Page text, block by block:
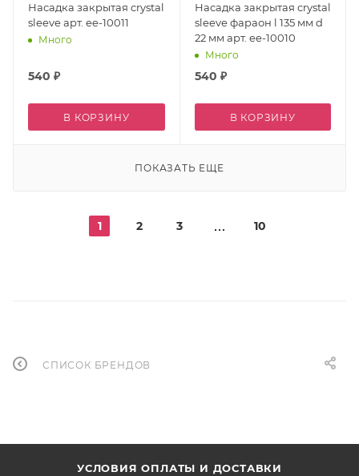
Насадка закрытая crystal
sleeve арт. ee-10011
Много
540 ₽
В КОРЗИНУ
Насадка закрытая crystal
sleeve фараон l 135 мм d
22 мм арт. ee-10010
Много
540 ₽
В КОРЗИНУ
ПОКАЗАТЬ ЕЩЕ
1 2 3 10
СПИСОК БРЕНДОВ
УСЛОВИЯ ОПЛАТЫ И ДОСТАВКИ